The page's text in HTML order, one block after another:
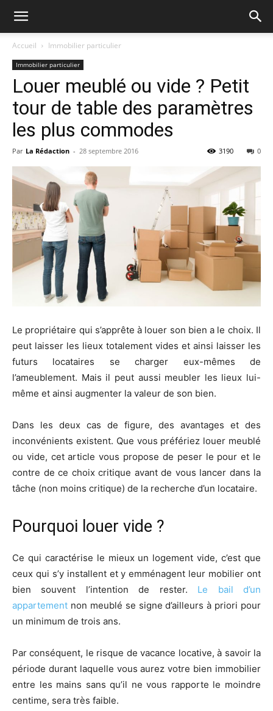
Accueil Immobilier particulier
Immobilier particulier
Louer meublé ou vide ? Petit
tour de table des paramètres
les plus commodes
Par La Rédaction - 28 septembre 2016 0
3190
Le propriétaire qui s’apprête à louer son bien a le choix. Il
peut laisser les lieux totalement vides et ainsi laisser les
futurs locataires se charger eux-mêmes de
l’ameublement. Mais il peut aussi meubler les lieux lui-
même et ainsi augmenter la valeur de son bien.
Dans les deux cas de figure, des avantages et des
inconvénients existent. Que vous préfériez louer meublé
ou vide, cet article vous propose de peser le pour et le
contre de ce choix critique avant de vous lancer dans la
tâche (non moins critique) de la recherche d’un locataire.
Pourquoi louer vide ?
Ce qui caractérise le mieux un logement vide, c’est que
ceux qui s’y installent et y emménagent leur mobilier ont
bien souvent l’intention de rester. Le bail d’un
appartement non meublé se signe d’ailleurs à priori pour
un minimum de trois ans.
Par conséquent, le risque de vacance locative, à savoir la
période durant laquelle vous aurez votre bien immobilier
entre les mains sans qu’il ne vous rapporte le moindre
centime, sera très faible.